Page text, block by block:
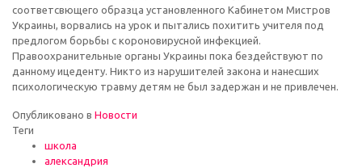
соответсвющего образца установленного Кабинетом Мистров
Украины, ворвались на урок и пытались похитить учителя под
предлогом борьбы с короновирусной инфекцией.
Правоохранительные органы Украины пока бездействуют по
данному ицеденту. Никто из нарушителей закона и нанесших
психологическую травму детям не был задержан и не привлечен.
Опубликовано в Новости
Теги
школа
александрия